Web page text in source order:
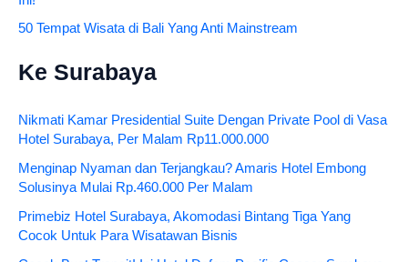
50 Tempat Wisata di Bali Yang Anti Mainstream
Ke Surabaya
Nikmati Kamar Presidential Suite Dengan Private Pool di Vasa
Hotel Surabaya, Per Malam Rp11.000.000
Menginap Nyaman dan Terjangkau? Amaris Hotel Embong
Solusinya Mulai Rp.460.000 Per Malam
Primebiz Hotel Surabaya, Akomodasi Bintang Tiga Yang
Cocok Untuk Para Wisatawan Bisnis